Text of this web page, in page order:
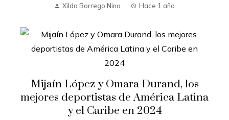
Xilda Borrego Nino Hace 1 año
Mijaín López y Omara Durand, los
mejores deportistas de América Latina
y el Caribe en 2024